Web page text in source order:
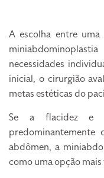
A escolha entre
necessidades
inicial, o cirurgião
metas estéticas do
Se a flacidez e
predominantemente
abdômen, a
como uma opção